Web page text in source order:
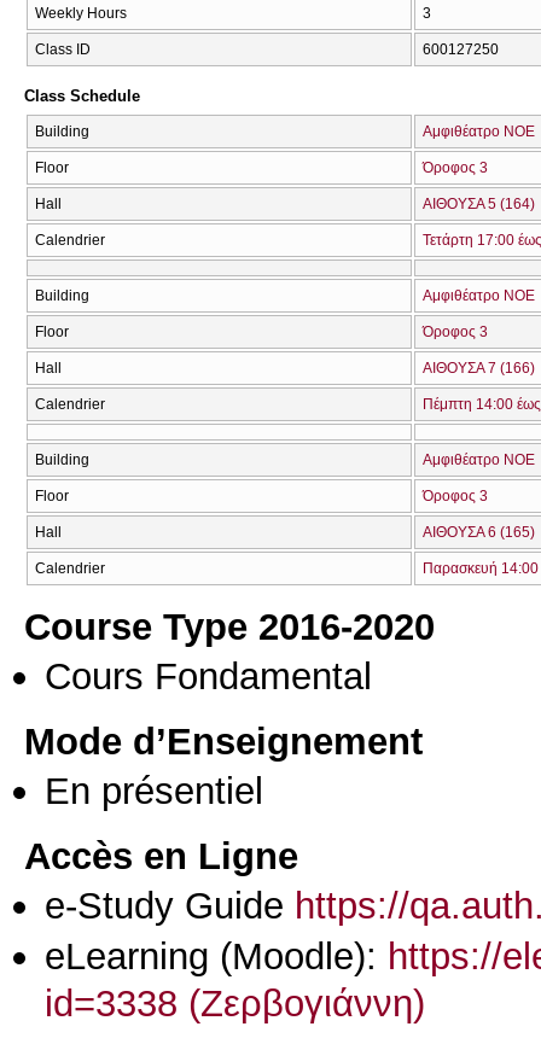
Weekly Hours 3
Class ID 600127250
Class Schedule
Building Αμφιθέατρο ΝΟΕ
Floor Όροφος 3
Hall ΑΙΘΟΥΣΑ 5 (164)
Calendrier Τετάρτη 17:00
Building Αμφιθέατρο ΝΟΕ
Floor Όροφος 3
Hall ΑΙΘΟΥΣΑ 7 (166)
Calendrier Πέμπτη 14:00
Building Αμφιθέατρο ΝΟΕ
Floor Όροφος 3
Hall ΑΙΘΟΥΣΑ 6 (165)
Calendrier Παρασκευή
Course Type 2016-2020
Cours Fondamental
Mode d’Enseignement
En présentiel
Accès en Ligne
e-Study Guide https://
eLearning (Moodle): https://
id=3338 (Ζερβογιάννη)